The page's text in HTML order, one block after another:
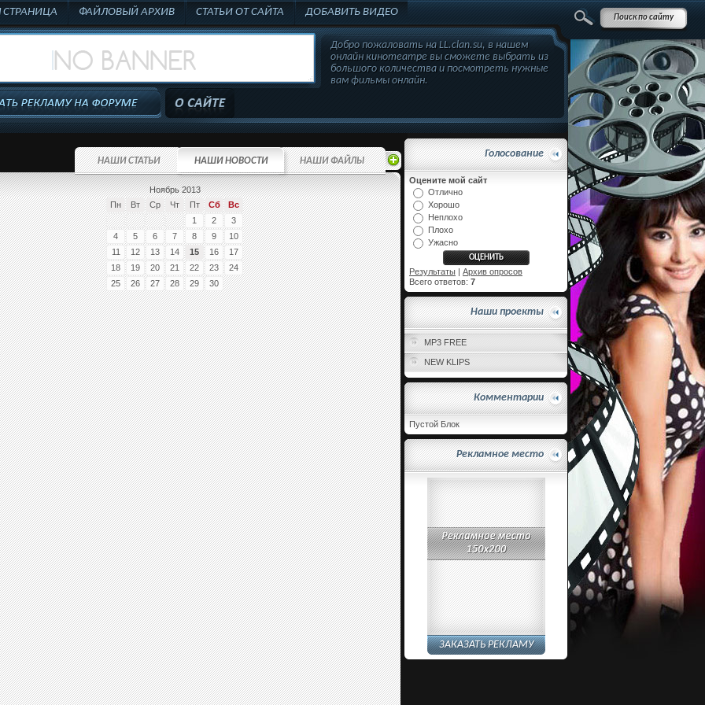
СТРАНИЦА ФАЙЛОВЫЙ АРХИВ СТАТЬИ ОТ САЙТА ДОБАВИТЬ ВИДЕО
Добро пожаловать на LL.clan.su, в нашем
онлайн кинотеатре вы сможете выбрать из
большого количества и посмотреть нужные
вам фильмы онлайн.
НАШИ ФАЙЛЫ
НАШИ НОВОСТИ
НАШИ СТАТЬИ
Ноябрь 2013
Пн
Вт Ср Чт Пт Сб
Вс
1
2
3
4
5 6 7 8 9
10
11
12 13 14 15 16
17
18
19 20 21 22 23
24
25
26 27 28 29 30
Голосование
Оцените мой сайт
Отлично
Хорошо
Неплохо
Плохо
Ужасно
Результаты | Архив опросов
Всего ответов: 7
Наши проекты
MP3 FREE
NEW KLIPS
Комментарии
Пустой Блок
Рекламное место
ЗАКАЗАТЬ РЕКЛАМУ